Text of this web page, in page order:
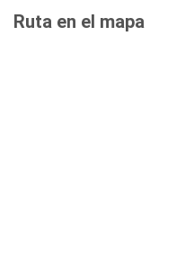
Ruta en el mapa